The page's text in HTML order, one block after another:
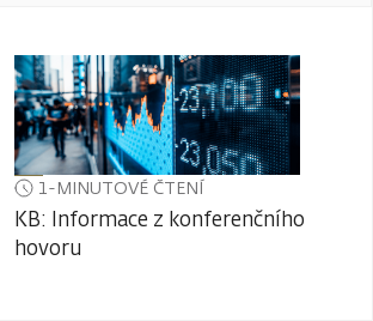
1-MINUTOVÉ ČTENÍ
KB: Informace z konferenčního
hovoru